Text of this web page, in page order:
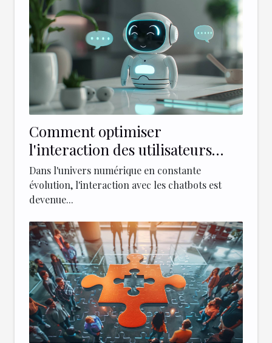
Comment optimiser
l'interaction des utilisateurs
avec un chatbot sur votre site
Dans l'univers numérique en constante
évolution, l'interaction avec les chatbots est
devenue...